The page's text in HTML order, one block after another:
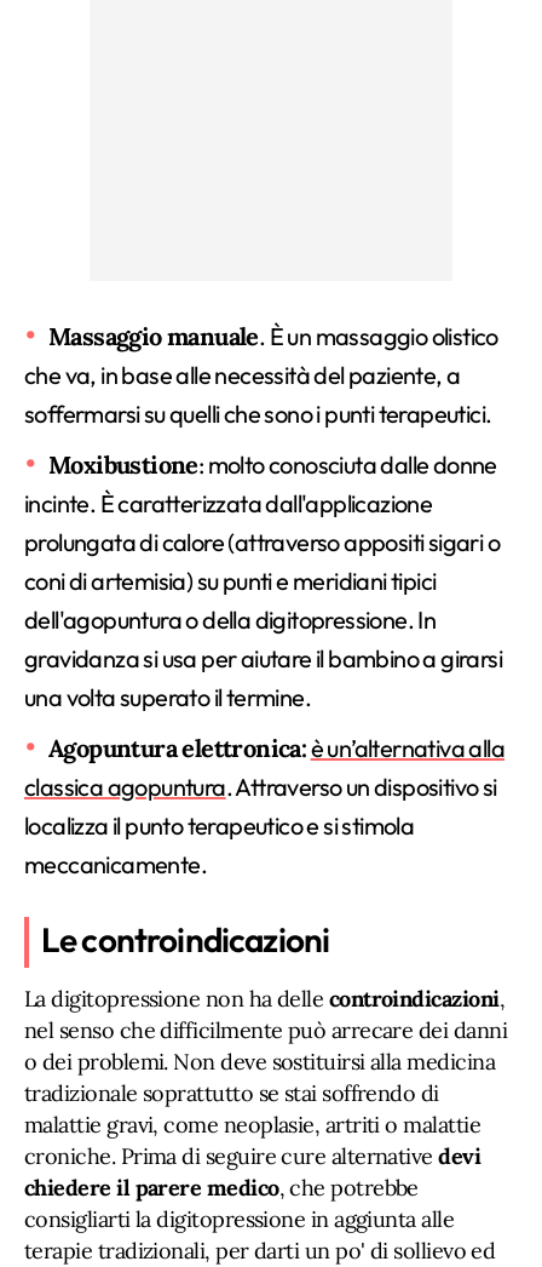
Massaggio manuale. È un massaggio olistico
che va, in base alle necessità del paziente, a
soffermarsi su quelli che sono i punti terapeutici.
Moxibustione: molto conosciuta dalle donne
incinte. È caratterizzata dall'applicazione
prolungata di calore (attraverso appositi sigari o
coni di artemisia) su punti e meridiani tipici
dell'agopuntura o della digitopressione. In
gravidanza si usa per aiutare il bambino a girarsi
una volta superato il termine.
Agopuntura elettronica:è un’alternativa alla
classica agopuntura. Attraverso un dispositivo si
localizza il punto terapeutico e si stimola
meccanicamente.
Le controindicazioni
La digitopressione non ha delle controindicazioni,
nel senso che difficilmente può arrecare dei danni
o dei problemi. Non deve sostituirsi alla medicina
tradizionale soprattutto se stai soffrendo di
malattie gravi, come neoplasie, artriti o malattie
croniche. Prima di seguire cure alternativedevi
chiedere il parere medico, che potrebbe
consigliarti la digitopressione in aggiunta alle
terapie tradizionali, per darti un po' di sollievo ed